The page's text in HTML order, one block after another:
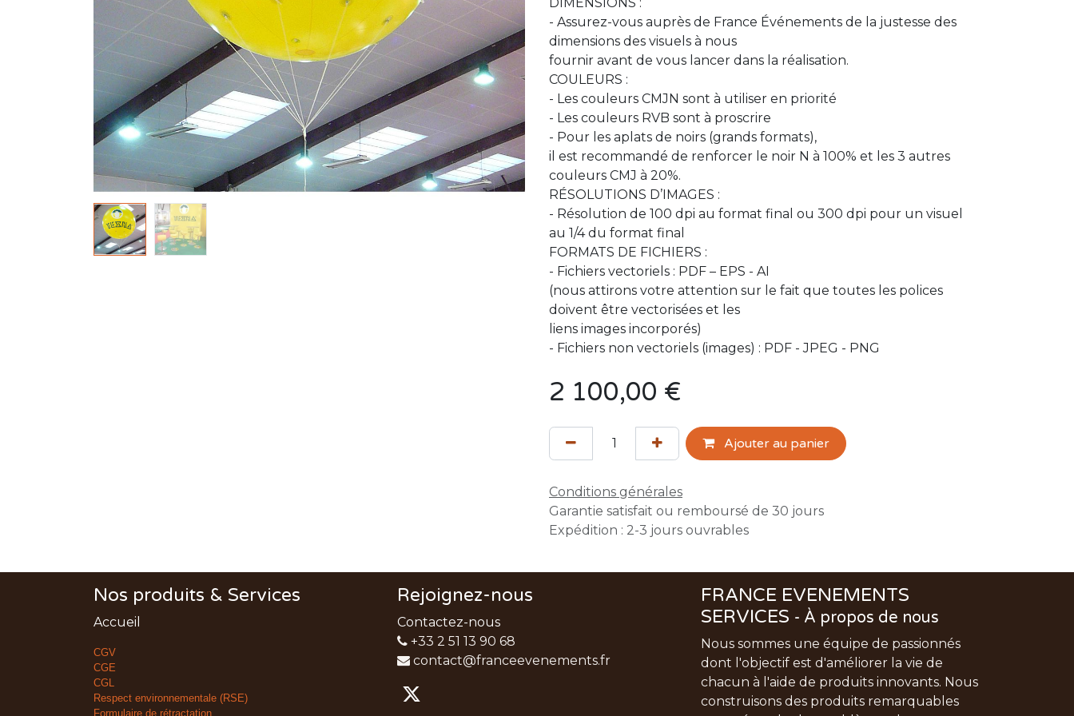
- Assurez-vous auprès de France Événements de la justesse des
dimensions des visuels à nous
fournir avant de vous lancer dans la réalisation.
COULEURS :
- Les couleurs CMJN sont à utiliser en priorité
- Les couleurs RVB sont à proscrire
- Pour les aplats de noirs (grands formats),
il est recommandé de renforcer le noir N à 100% et les 3 autres
couleurs CMJ à 20%.
RÉSOLUTIONS D’IMAGES :
- Résolution de 100 dpi au format final ou 300 dpi pour un visuel
au 1/4 du format final
FORMATS DE FICHIERS :
- Fichiers vectoriels : PDF – EPS - AI
(nous attirons votre attention sur le fait que toutes les polices
doivent être vectorisées et les
liens images incorporés)
- Fichiers non vectoriels (images) : PDF - JPEG - PNG
2 100,00 €
Ajouter au panier
Conditions générales
Garantie satisfait ou remboursé de 30 jours
Expédition : 2-3 jours ouvrables
Nos produits & Services
Accueil
CGV
CGE
CGL
Respect environnementale (RSE)
Formulaire de rétractation
Rejoignez-nous
Contactez-nous
+33 2 51 13 90 68
contact@franceevenements.fr
FRANCE EVENEMENTS
SERVICES - À propos de nous
Nous sommes une équipe de passionnés
dont l'objectif est d'améliorer la vie de
chacun à l'aide de produits innovants. Nous
construisons des produits remarquables